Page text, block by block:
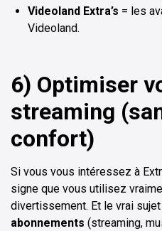
Videoland Extra’s = les
Videoland.
6) Optimiser
streaming
confort)
Si vous vous intéressez à
signe que vous utilisez
divertissement. Et le vrai
abonnements (streaming,